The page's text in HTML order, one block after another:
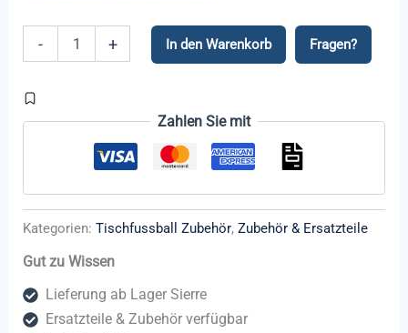
- + In den Warenkorb Fragen?
Zahlen Sie mit
Kategorien:Tischfussball Zubehör,Zubehör & Ersatzteile
Gut zu Wissen
Lieferung ab Lager Sierre
Ersatzteile & Zubehör verfügbar